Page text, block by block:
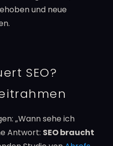
und neue
SEO?
„Wann sehe ich
Antwort: SEO braucht